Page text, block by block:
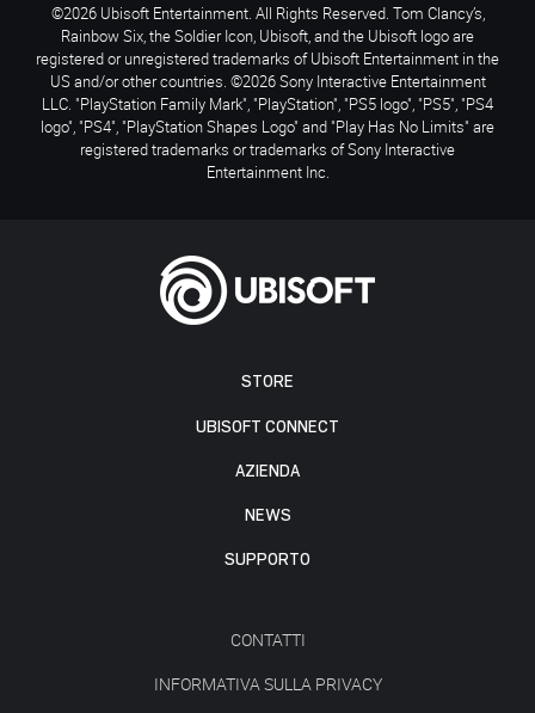
STORE
UBISOFT CONNECT
AZIENDA
NEWS
SUPPORTO
CONTATTI
INFORMATIVA SULLA PRIVACY
©2026 Ubisoft Entertainment. All Rights Reserved. Tom Clancy’s,
Rainbow Six, the Soldier Icon, Ubisoft, and the Ubisoft logo are
registered or unregistered trademarks of Ubisoft Entertainment in the
US and/or other countries. ©2026 Sony Interactive Entertainment
LLC. "PlayStation Family Mark", "PlayStation", "PS5 logo", "PS5", "PS4
logo", "PS4", "PlayStation Shapes Logo" and "Play Has No Limits" are
registered trademarks or trademarks of Sony Interactive
Entertainment Inc.